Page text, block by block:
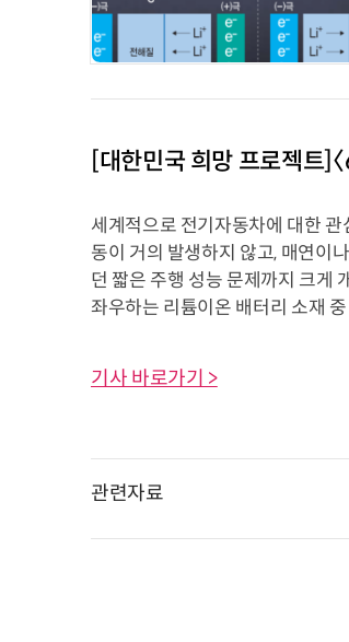
[대한민국 희망 프로젝트]
세계적으로 전기자동차에 대한
동이 거의 발생하지 않고, 매연이
던 짧은 주행 성능 문제까지 크게
좌우하는 리튬이온 배터리 소재
기사 바로가기 >
관련자료